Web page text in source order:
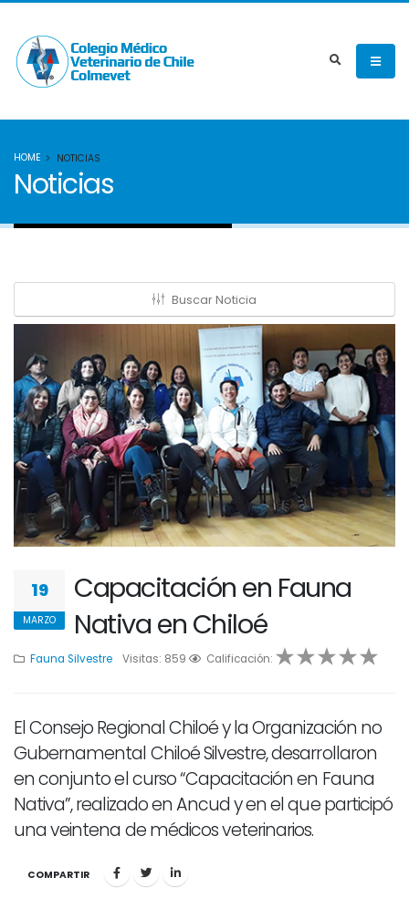
HOME NOTICIAS
Noticias
Buscar Noticia
19
MARZO
Capacitación en Fauna
Nativa en Chiloé
Fauna Silvestre Visitas: 859 Calificación:
1 2 3 4 5
El Consejo Regional Chiloé y la Organización no
Gubernamental Chiloé Silvestre, desarrollaron
en conjunto el curso “Capacitación en Fauna
Nativa”, realizado en Ancud y en el que participó
una veintena de médicos veterinarios.
COMPARTIR